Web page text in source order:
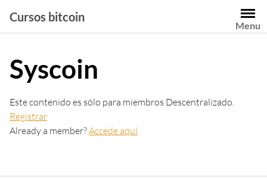
contenido
Cursos bitcoin
Menu
Syscoin
Este contenido es sólo para miembros Descentralizado.
Registrar
Already a member?Accede aquí